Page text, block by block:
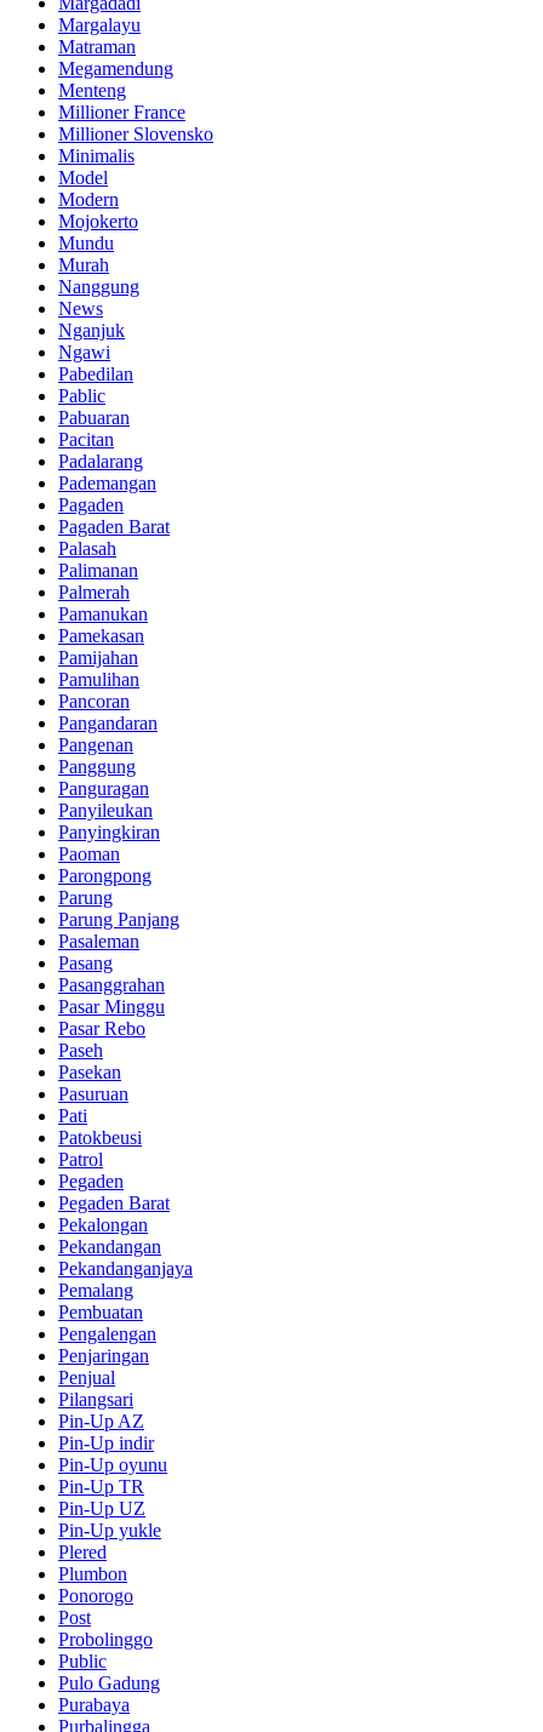
Margalayu
Matraman
Megamendung
Menteng
Millioner France
Millioner Slovensko
Minimalis
Model
Modern
Mojokerto
Mundu
Murah
Nanggung
News
Nganjuk
Ngawi
Pabedilan
Pablic
Pabuaran
Pacitan
Padalarang
Pademangan
Pagaden
Pagaden Barat
Palasah
Palimanan
Palmerah
Pamanukan
Pamekasan
Pamijahan
Pamulihan
Pancoran
Pangandaran
Pangenan
Panggung
Panguragan
Panyileukan
Panyingkiran
Paoman
Parongpong
Parung
Parung Panjang
Pasaleman
Pasang
Pasanggrahan
Pasar Minggu
Pasar Rebo
Paseh
Pasekan
Pasuruan
Pati
Patokbeusi
Patrol
Pegaden
Pegaden Barat
Pekalongan
Pekandangan
Pekandanganjaya
Pemalang
Pembuatan
Pengalengan
Penjaringan
Penjual
Pilangsari
Pin-Up AZ
Pin-Up indir
Pin-Up oyunu
Pin-Up TR
Pin-Up UZ
Pin-Up yukle
Plered
Plumbon
Ponorogo
Post
Probolinggo
Public
Pulo Gadung
Purabaya
Purbalingga